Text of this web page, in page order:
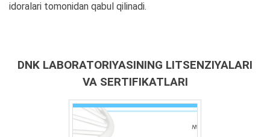
idoralari tomonidan qabul qilinadi.
DNK LABORATORIYASINING LITSENZIYALARI
VA SERTIFIKATLARI